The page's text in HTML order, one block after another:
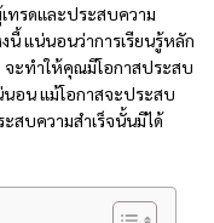
ทรดและประสบความ
นี้ แน่นอนว่าการเรียนรู้หลัก
จะทำให้คุณมีโอกาสประสบ
นอน แม้โอกาสจะประสบ
ะสบความสำเร็จนั้นมีได้